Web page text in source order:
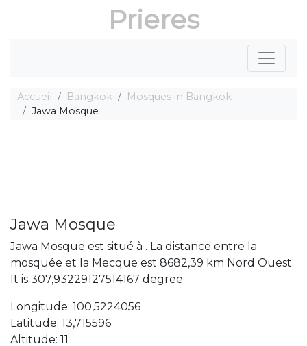
Prieres
Accueil Bangkok
Mosques in Bangkok
Jawa Mosque
Jawa Mosque
Jawa Mosque est situé à . La distance entre la
mosquée et la Mecque est 8682,39 km Nord Ouest.
It is 307,93229127514167 degree
Longitude: 100,5224056
Latitude: 13,715596
Altitude: 11